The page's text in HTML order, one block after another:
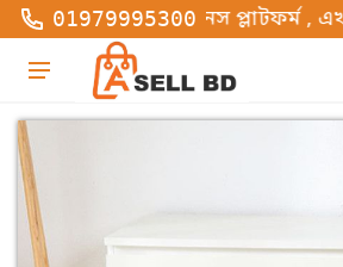
01979995300
প্লাটফর্ম , এখানে সব ধরনের